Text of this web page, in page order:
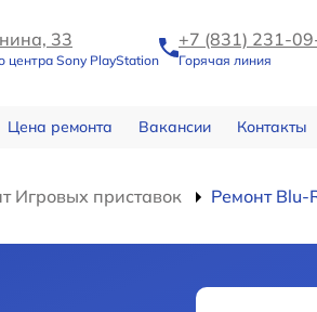
33
центра Sony PlayStation
+7 (831) 231-
Горячая линия
Цена ремонта Вакансии Контакты
Игровых приставок Ремонт Blu-